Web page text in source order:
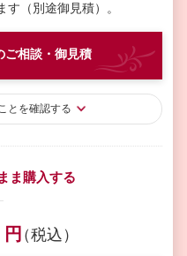
す（別途御見積）。
ご相談・御見積
とを確認する
ま購入する
円（税込）